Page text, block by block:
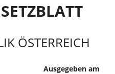
ÖSTERREICH
Ausgegeben am